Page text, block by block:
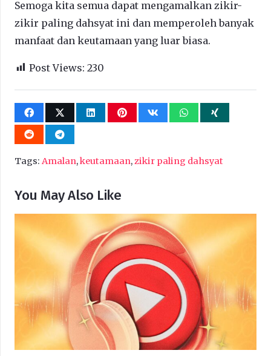
Semoga kita semua dapat mengamalkan zikir-
zikir paling dahsyat ini dan memperoleh banyak
manfaat dan keutamaan yang luar biasa.
Post Views: 230
Tags: Amalan,keutamaan,zikir paling dahsyat
You May Also Like